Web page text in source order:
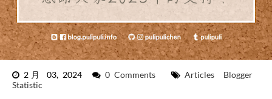
2月 03, 2024 0 Comments Articles
Blogger
Statistic